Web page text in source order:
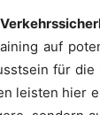
auf
für
leisten hier